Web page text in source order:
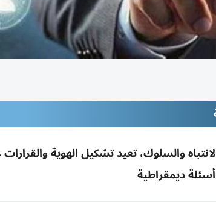
والسلوك، تعيد تشكيل الهوية
ديمقراطية